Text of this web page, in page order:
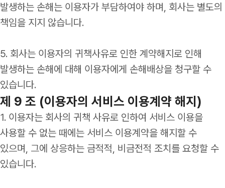
발생하는 손해는 이용자가 부담하여야 하며, 회사는 별도의
책임을 지지 않습니다.
5. 회사는 이용자의 귀책사유로 인한 계약해지로 인해
발생하는 손해에 대해 이용자에게 손해배상을 청구할 수
있습니다.
제 9 조 (이용자의 서비스 이용계약 해지)
1. 이용자는 회사의 귀책 사유로 인하여 서비스 이용을
사용할 수 없는 때에는 서비스 이용계약을 해지할 수
있으며, 그에 상응하는 금적적, 비금전적 조치를 요청할 수
있습니다.